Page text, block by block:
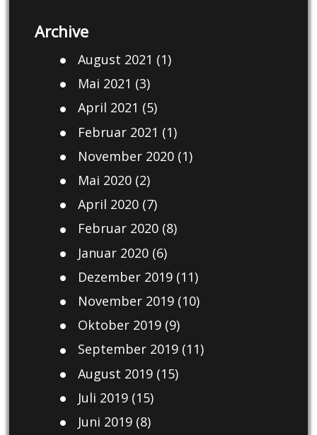
Archive
August 2021 (1)
Mai 2021 (3)
April 2021 (5)
Februar 2021 (1)
November 2020(1)
Mai 2020(2)
April 2020(7)
Februar 2020(8)
Januar 2020(6)
Dezember 2019(11)
November 2019(10)
Oktober 2019(9)
September 2019(11)
August 2019(15)
Juli 2019(15)
Juni 2019(8)